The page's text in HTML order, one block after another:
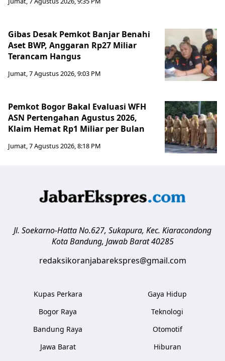
Gibas Desak Pemkot Banjar Benahi
Aset BWP, Anggaran Rp27 Miliar
Terancam Hangus
Jumat, 7 Agustus 2026, 9:03 PM
Pemkot Bogor Bakal Evaluasi WFH
ASN Pertengahan Agustus 2026,
Klaim Hemat Rp1 Miliar per Bulan
Jumat, 7 Agustus 2026, 8:18 PM
Jl. Soekarno-Hatta No.627, Sukapura, Kec. Kiaracondong
Kota Bandung, Jawab Barat 40285
redaksikoranjabarekspres@gmail.com
Kupas Perkara
Bogor Raya
Bandung Raya
Jawa Barat
Gaya Hidup
Teknologi
Otomotif
Hiburan